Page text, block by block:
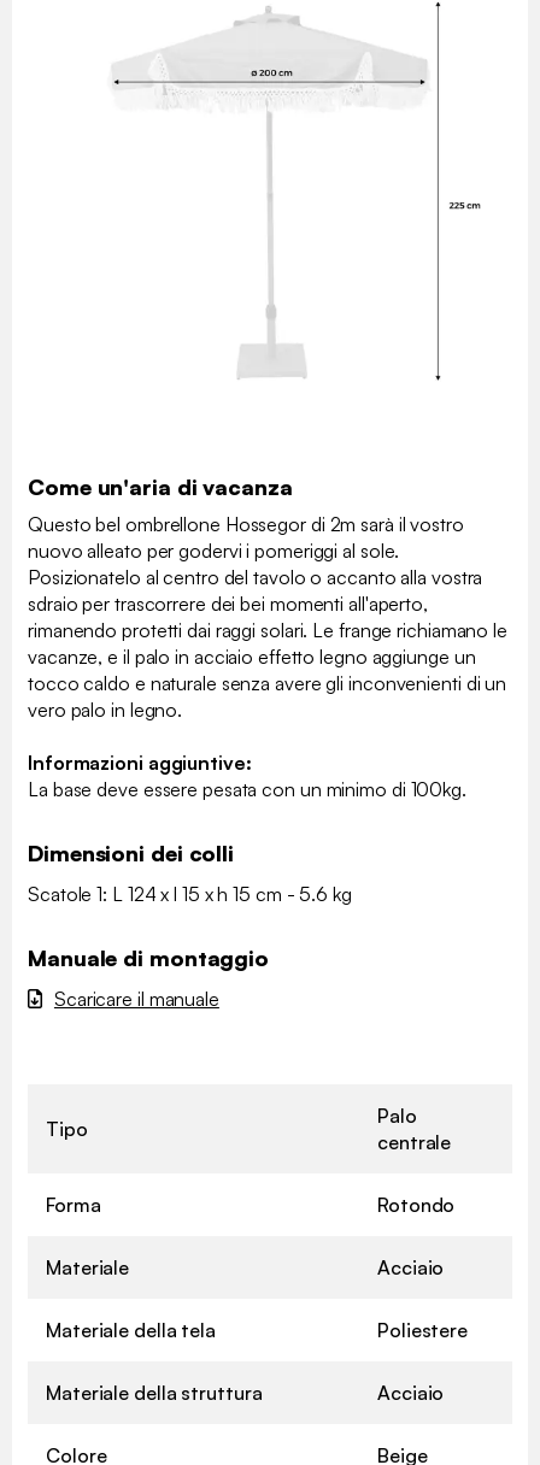
Come un'aria di vacanza
Questo bel ombrellone Hossegor di 2m sarà il vostro
nuovo alleato per godervi i pomeriggi al sole.
Posizionatelo al centro del tavolo o accanto alla vostra
sdraio per trascorrere dei bei momenti all'aperto,
rimanendo protetti dai raggi solari. Le frange richiamano le
vacanze, e il palo in acciaio effetto legno aggiunge un
tocco caldo e naturale senza avere gli inconvenienti di un
vero palo in legno.
Informazioni aggiuntive:
La base deve essere pesata con un minimo di 100kg.
Dimensioni dei colli
Scatole 1: L 124 x l 15 x h 15 cm - 5.6 kg
Manuale di montaggio
Scaricare il manuale
Tipo
Palo
centrale
Forma Rotondo
Materiale Acciaio
Materiale della tela Poliestere
Materiale della struttura Acciaio
Colore Beige